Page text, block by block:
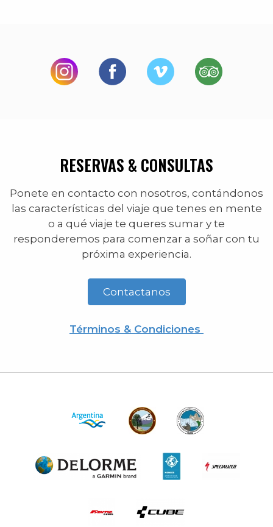
RESERVAS & CONSULTAS
Ponete en contacto con nosotros, contándonos
las características del viaje que tenes en mente
o a qué viaje te queres sumar y te
responderemos para comenzar a soñar con tu
próxima experiencia.
Contactanos
Términos & Condiciones